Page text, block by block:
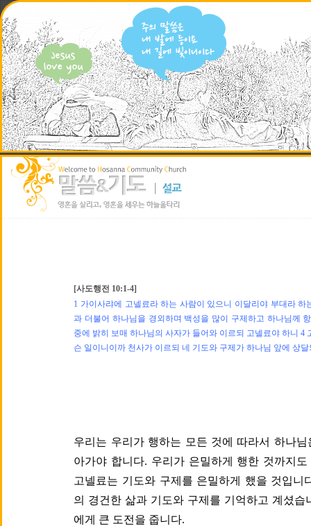
[사도행전 10:1-4]
1 가이사랴에 고넬료라 하는 사람이 있으니 이달리야 부대라
과 더불어 하나님을 경외하며 백성을 많이 구제하고 하나님께
중에 밝히 보매 하나님의 사자가 들어와 이르되 고넬료야 하니 4
슨 일이니이까 천사가 이르되 네 기도와 구제가 하나님 앞에 상
우리는 우리가 행하는 모든 것에 따라서 하나
아가야 합니다. 우리가 은밀하게 행한 것까지
고넬료는 기도와 구제를 은밀하게 했을 것입니
의 경건한 삶과 기도와 구제를 기억하고 계셨
에게 큰 도전을 줍니다.